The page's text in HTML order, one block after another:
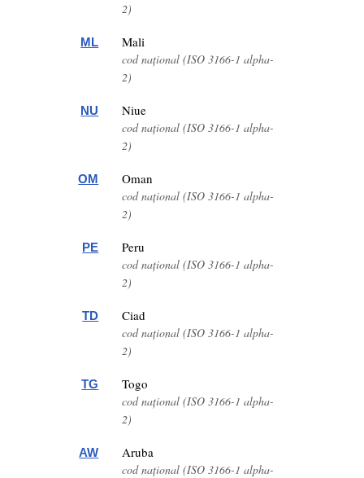
2)
ML Mali
cod național (ISO 3166-1 alpha-
2)
NU Niue
cod național (ISO 3166-1 alpha-
2)
OM Oman
cod național (ISO 3166-1 alpha-
2)
PE Peru
cod național (ISO 3166-1 alpha-
2)
TD Ciad
cod național (ISO 3166-1 alpha-
2)
TG Togo
cod național (ISO 3166-1 alpha-
2)
AW Aruba
cod național (ISO 3166-1 alpha-